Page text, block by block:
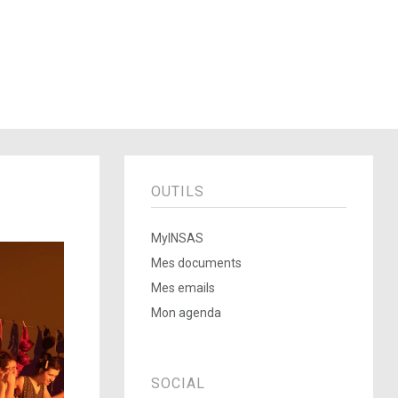
OUTILS
MyINSAS
Mes documents
Mes emails
Mon agenda
SOCIAL